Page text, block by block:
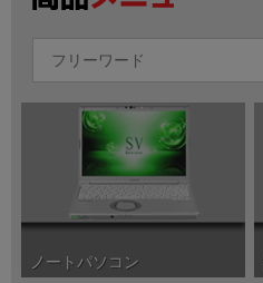
ノートパソコン